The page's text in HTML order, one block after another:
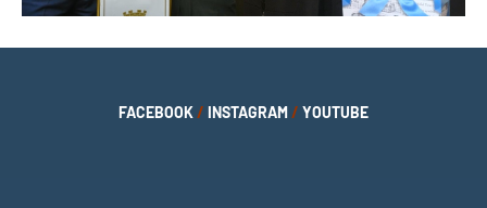
FACEBOOK/ INSTAGRAM/ YOUTUBE